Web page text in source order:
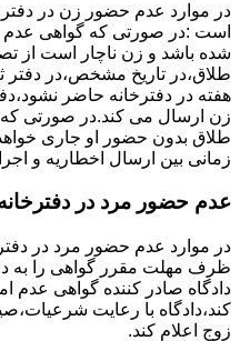
در موارد عدم حضور زن در
است :در صورتی که گواهی
شده باشد و زن ناچار است از
طلاق،در تاریخ مشخص،در
هفته در دفترخانه حاضر
زن ارسال می کند.در صورتی که
طلاق بدون حضور او جاری
زمانی بین ارسال اخطاریه و
عدم حضور مرد در
در موارد عدم حضور مرد در
ظرف مهلت مقرر گواهی را به
دادگاه صادر کننده گواهی عدم
کند،دادگاه با رعایت
زوج اعلام کند.